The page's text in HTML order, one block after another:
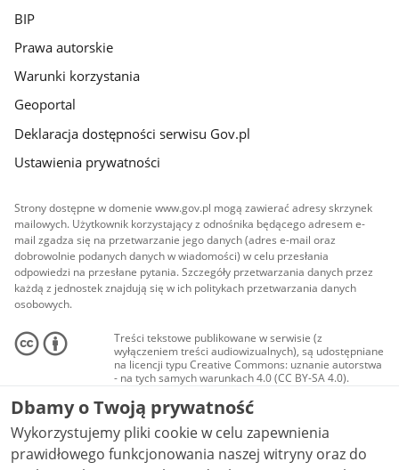
BIP
Prawa autorskie
Warunki korzystania
Geoportal
Deklaracja dostępności serwisu Gov.pl
Ustawienia prywatności
Strony dostępne w domenie www.gov.pl mogą zawierać adresy skrzynek
mailowych. Użytkownik korzystający z odnośnika będącego adresem e-
mail zgadza się na przetwarzanie jego danych (adres e-mail oraz
dobrowolnie podanych danych w wiadomości) w celu przesłania
odpowiedzi na przesłane pytania. Szczegóły przetwarzania danych przez
każdą z jednostek znajdują się w ich politykach przetwarzania danych
osobowych.
Treści tekstowe publikowane w serwisie (z
wyłączeniem treści audiowizualnych), są udostępniane
na licencji typu Creative Commons: uznanie autorstwa
- na tych samych warunkach 4.0 (CC BY-SA 4.0).
Materiały audiowizualne, w tym zdjęcia, materiały
audio i wideo, są udostępniane na licencji typu
Creative Commons: uznanie autorstwa użycie
niekomercyjne - bez utworów zależnych 4.0 (CC BY-
NC-ND 4.0), o ile nie jest to stwierdzone inaczej.
Dbamy o Twoją prywatność
Wykorzystujemy pliki cookie w celu zapewnienia
prawidłowego funkcjonowania naszej witryny oraz do